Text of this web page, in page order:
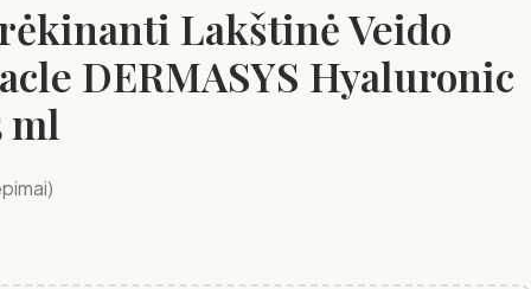
Lakštinė Veido
DERMASYS Hyaluronic
ml